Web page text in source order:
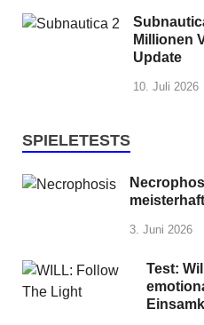
Millionen
Update
10. Juli 2026
SPIELETESTS
3. Juni 2026
Test: